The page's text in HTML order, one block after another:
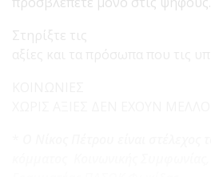
Στηρίξτε τις